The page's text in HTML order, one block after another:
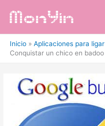
Inicio Aplicaciones para ligar
Conquistar un chico en badoo